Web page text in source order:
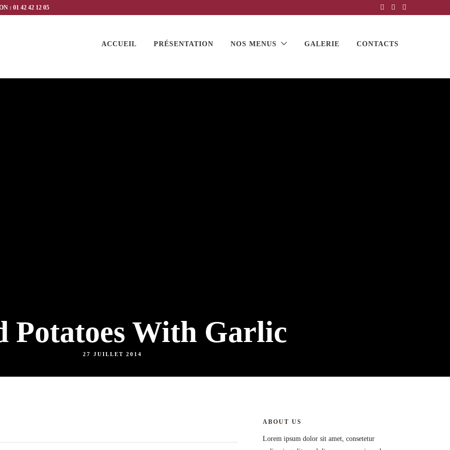
: 01 42 42 12 05
ACCUEIL PRÉSENTATION NOS MENUS GALERIE CONTACTS
Potatoes With Garlic
27 JUILLET 2014
ABOUT US
Lorem ipsum dolor sit amet, consetetur